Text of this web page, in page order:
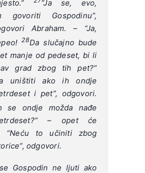
”Ja se, evo,
govoriti Gospodinu”,
Abraham. – “Ja,
28Da slučajno bude
manje od pedeset, bi li
grad zbog tih pet?”
uništiti ako ih ondje
i pet”, odgovori.
se ondje možda nađe
– opet će
“Neću to učiniti zbog
odgovori.
Gospodin ne ljuti ako